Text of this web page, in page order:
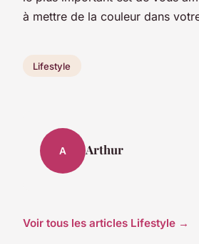
à mettre de la couleur dans
Lifestyle
A Arthur
Voir tous les articles Lifestyle →